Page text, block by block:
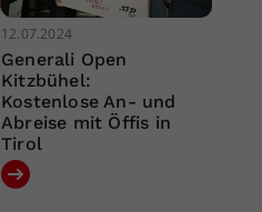
12.07.2024
Generali Open
Kitzbühel:
Kostenlose An- und
Abreise mit Öffis in
Tirol